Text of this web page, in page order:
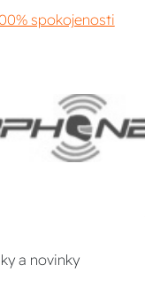
spokojenosti
a novinky